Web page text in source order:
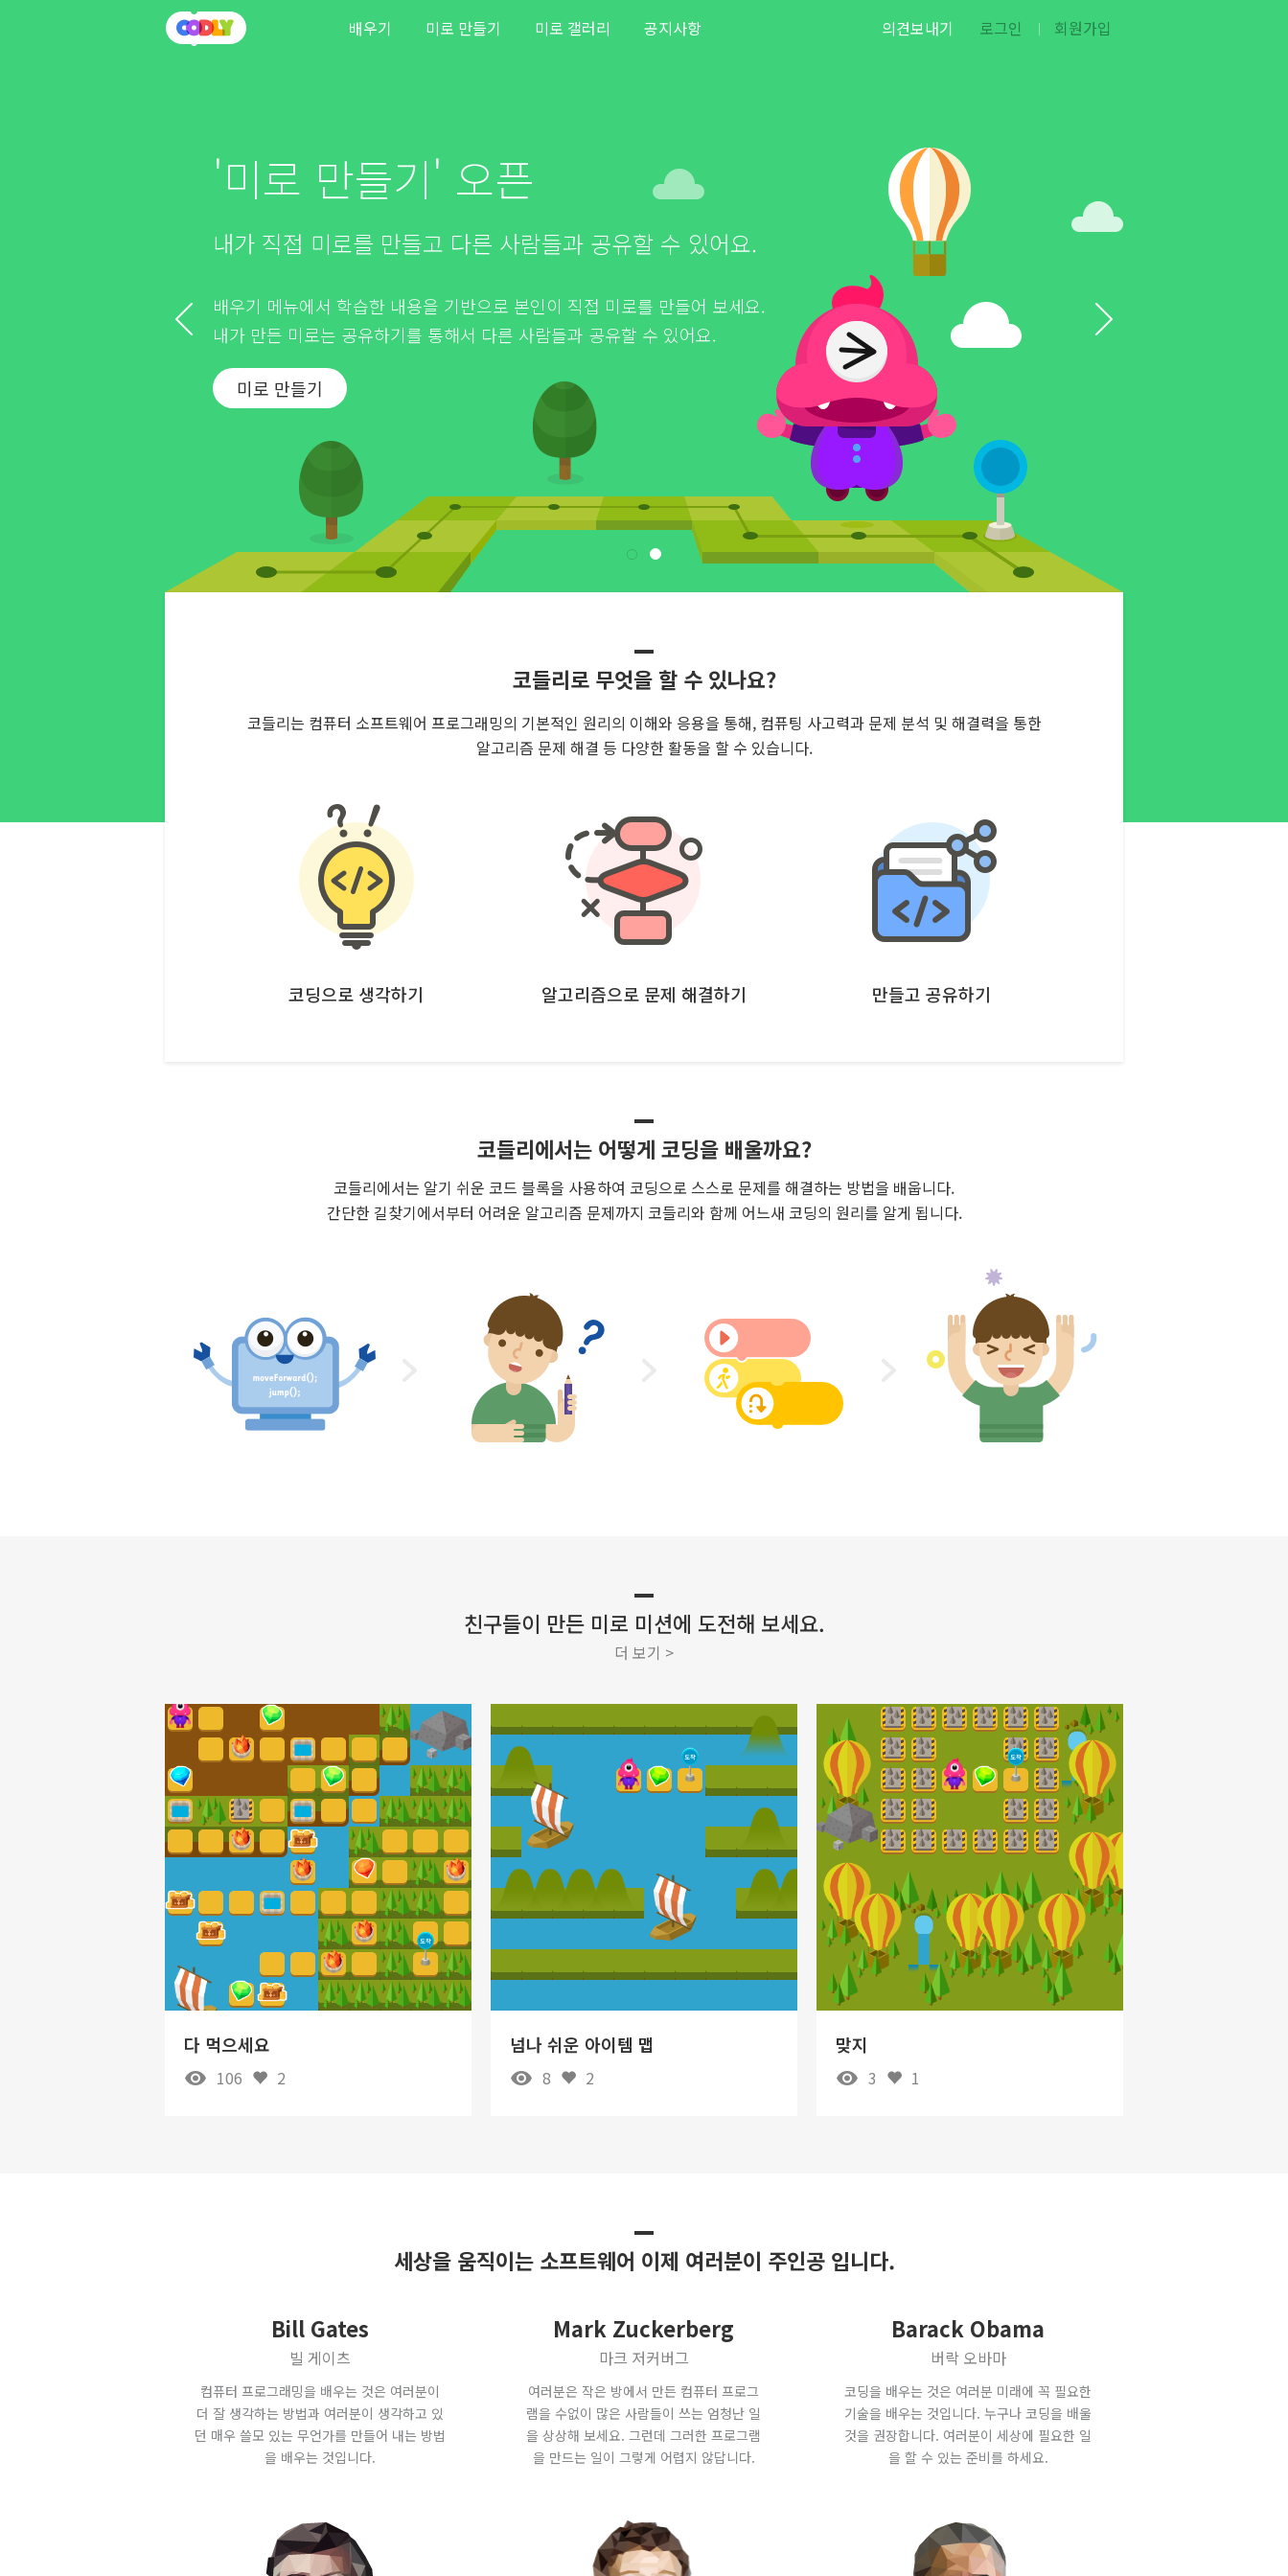
배우기 미로 만들기 미로 갤러리 공지사항 의견보내기 로그인 회원가입
'미로 만들기' 오픈
내가 직접 미로를 만들고 다른 사람들과 공유할 수 있어요.
배우기 메뉴에서 학습한 내용을 기반으로 본인이 직접 미로를 만들어 보세요.
내가 만든 미로는 공유하기를 통해서 다른 사람들과 공유할 수 있어요.
미로 만들기
코들리로 무엇을 할 수 있나요?
코들리는 컴퓨터 소프트웨어 프로그래밍의 기본적인 원리의 이해와 응용을 통해, 컴퓨팅 사고력과 문제 분석 및 해결력을 통한
알고리즘 문제 해결 등 다양한 활동을 할 수 있습니다.
코딩으로 생각하기 알고리즘으로 문제 해결하기 만들고 공유하기
코들리에서는 어떻게 코딩을 배울까요?
코들리에서는 알기 쉬운 코드 블록을 사용하여 코딩으로 스스로 문제를 해결하는 방법을 배웁니다.
간단한 길찾기에서부터 어려운 알고리즘 문제까지 코들리와 함께 어느새 코딩의 원리를 알게 됩니다.
친구들이 만든 미로 미션에 도전해 보세요.
더 보기 >
다 먹으세요
106 2
넘나 쉬운 아이템 맵
8 2
맞지
3 1
세상을 움직이는 소프트웨어 이제 여러분이 주인공 입니다.
Bill Gates
빌 게이츠
컴퓨터 프로그래밍을 배우는 것은 여러분이
더 잘 생각하는 방법과 여러분이 생각하고 있
던 매우 쓸모 있는 무언가를 만들어 내는 방법
을 배우는 것입니다.
Mark Zuckerberg
마크 저커버그
여러분은 작은 방에서 만든 컴퓨터 프로그
램을 수없이 많은 사람들이 쓰는 엄청난 일
을 상상해 보세요. 그런데 그러한 프로그램
을 만드는 일이 그렇게 어렵지 않답니다.
Barack Obama
버락 오바마
코딩을 배우는 것은 여러분 미래에 꼭 필요한
기술을 배우는 것입니다. 누구나 코딩을 배울
것을 권장합니다. 여러분이 세상에 필요한 일
을 할 수 있는 준비를 하세요.